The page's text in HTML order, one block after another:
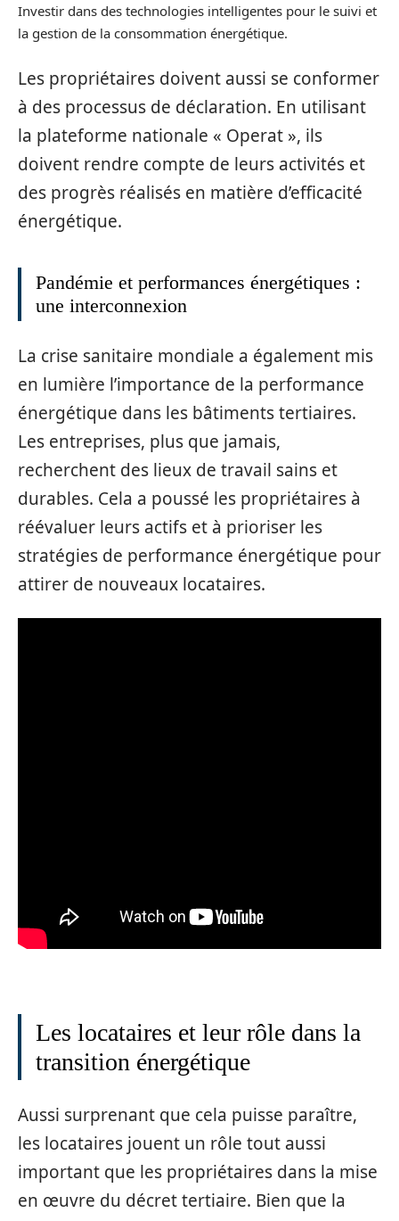
Investir dans des technologies intelligentes pour le suivi et
la gestion de la consommation énergétique.
Les propriétaires doivent aussi se conformer
à des processus de déclaration. En utilisant
la plateforme nationale « Operat », ils
doivent rendre compte de leurs activités et
des progrès réalisés en matière d’efficacité
énergétique.
Pandémie et performances énergétiques :
une interconnexion
La crise sanitaire mondiale a également mis
en lumière l’importance de la performance
énergétique dans les bâtiments tertiaires.
Les entreprises, plus que jamais,
recherchent des lieux de travail sains et
durables. Cela a poussé les propriétaires à
réévaluer leurs actifs et à prioriser les
stratégies de performance énergétique pour
attirer de nouveaux locataires.
Les locataires et leur rôle dans la
transition énergétique
Aussi surprenant que cela puisse paraître,
les locataires jouent un rôle tout aussi
important que les propriétaires dans la mise
en œuvre du décret tertiaire. Bien que la